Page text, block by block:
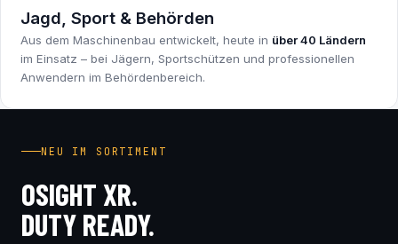
Jagd, Sport & Behörden
Aus dem Maschinenbau entwickelt, heute in über 40 Ländern
im Einsatz – bei Jägern, Sportschützen und professionellen
Anwendern im Behördenbereich.
NEU IM SORTIMENT
OSIGHT XR.
DUTY READY.